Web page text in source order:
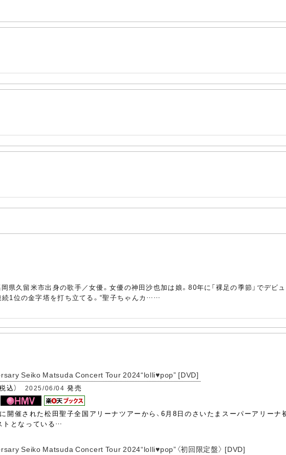
県久留米市出身の歌手／女優。女優の神田沙也加は娘。80年に「裸足の季節」でデビュ
続1位の金字塔を打ち立てる。“聖子ちゃんカ……
Seiko Matsuda Concert Tour 2024“lolli♥pop” [DVD]
込） 2025/06/04 発売
開催された松田聖子全国アリーナツアーから、6月8日のさいたまスーパーアリー
トとなっている…
Seiko Matsuda Concert Tour 2024“lolli♥pop”〈初回限定盤〉 [DVD]